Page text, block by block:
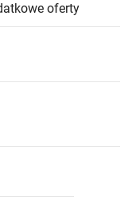
oferty